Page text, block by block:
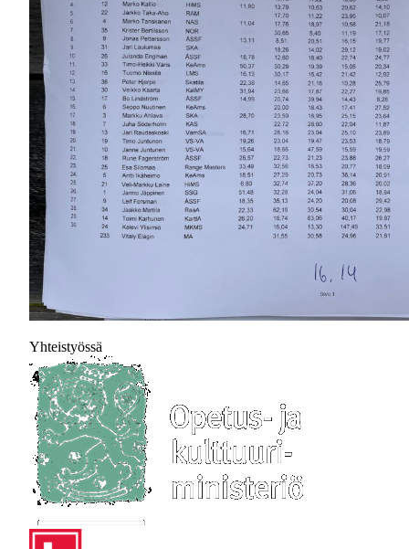
Yhteistyössä